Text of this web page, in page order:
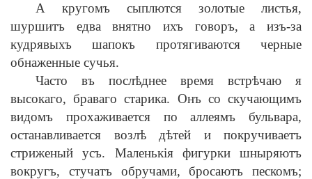
А кругомъ сыплются золотые листья,
шуршитъ едва внятно ихъ говоръ, а изъ-за
кудрявыхъ шапокъ протягиваются черные
обнаженные сучья.
Часто въ послѣднее время встрѣчаю я
высокаго, браваго старика. Онъ со скучающимъ
видомъ прохаживается по аллеямъ бульвара,
останавливается возлѣдѣтей и покручиваетъ
стриженый усъ. Маленькiя фигурки шныряютъ
вокругъ, стучатъ обручами, бросаютъ пескомъ;